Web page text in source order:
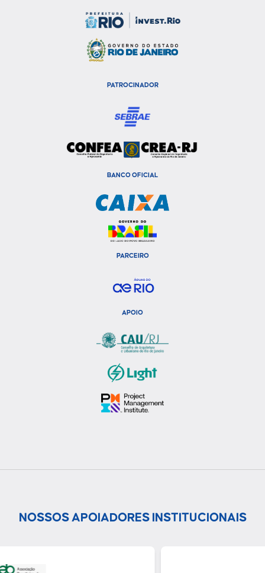
PATROCINADOR
BANCO OFICIAL
PARCEIRO
APOIO
NOSSOS APOIADORES INSTITUCIONAIS